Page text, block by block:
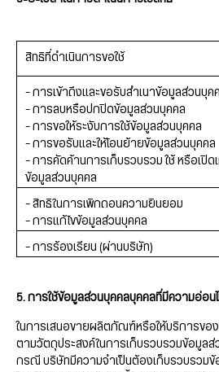
สิทธิที่ดำเนินการขอใช้
– การเข้าถึงและขอรับสำเนาข้อมูลส่วนบุค
– การลบหรือปกปิดข้อมูลส่วนบุคคล
– การขอให้ระงับการใช้ข้อมูลส่วนบุคคล
– การขอรับและให้โอนย้ายข้อมูลส่วนบุคคล
– การคัดค้านการเก็บรวบรวม ใช้ หรือเปิด
ข้อมูลส่วนบุคคล
– สิทธิในการเพิกถอนความยินยอม
– การแก้ไขข้อมูลส่วนบุคคล
– การร้องเรียน (ผ่านบริษัท)
5. การใช้ข้อมูลส่วนบุคคลบุคคลที่มีความอ่อนไ
ในการเสนอขายผลิตภัณฑ์หรือให้บริการขอ
ตามวัตถุประสงค์ในการเก็บรวบรวมข้อมูลส่
กรณี บริษัทมีความจำเป็นต้องเก็บรวบรวม